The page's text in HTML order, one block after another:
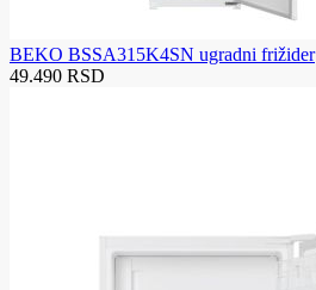
BEKO BSSA315K4SN ugradni frižider
49.490 RSD